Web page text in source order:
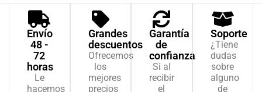
Envío
48 -
72
horas
Le
hacemos
Grandes
descuentos
Ofrecemos
los
mejores
precios
Garantía
de
confianza
Si al
recibir
el
Soporte
¿Tiene
dudas
sobre
alguno
de